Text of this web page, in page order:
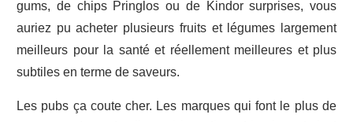
gums, de chips Pringlos ou de Kindor surprises, vous
auriez pu acheter plusieurs fruits et légumes largement
meilleurs pour la santé et réellement meilleures et plus
subtiles en terme de saveurs.
Les pubs ça coute cher. Les marques qui font le plus de